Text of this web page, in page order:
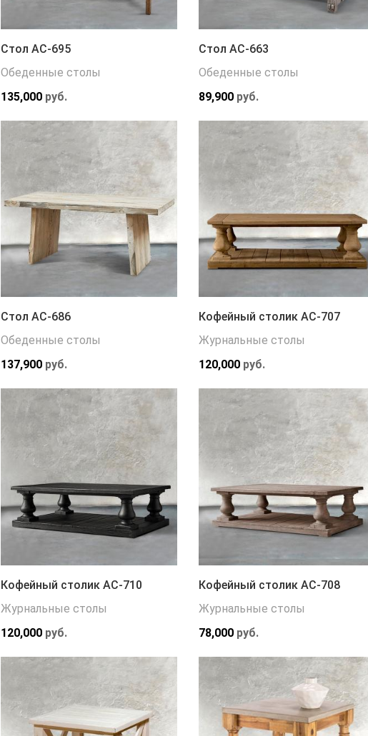
Стол АС-695
Обеденные столы
135,000руб.
Стол АС-663
Обеденные столы
89,900руб.
Стол АС-686
Обеденные столы
137,900руб.
Кофейный столик АС-707
Журнальные столы
120,000руб.
Кофейный столик АС-710
Журнальные столы
120,000руб.
Кофейный столик АС-708
Журнальные столы
78,000руб.